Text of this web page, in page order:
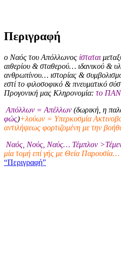
Περιγραφή
ο Ναός του Απόλλωνος ίσταται
αιθερίου & σταθερού… ιδανικού &
ανθρωπίνου… ιστορίας &
εστί το φιλοσοφικό & πνευματικό
Προγονική μας Κληρονομία: το
Απόλλων = Απέλλων (δωρική, η
φώς)+λούων = Υπερκοσμία
αντιλήψεως φορτιζομένη με την
Ναός, Νούς, Ναύς… Τέμπλον
μία τομή επί γής με Θεία Παρουσία…
“Περιγραφή”